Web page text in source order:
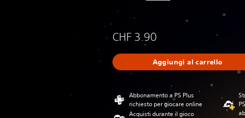
CHF 3.90
Aggiungi al carrello
Abbonamento a PS Plus
richiesto per giocare online
Acquisti durante il gioco